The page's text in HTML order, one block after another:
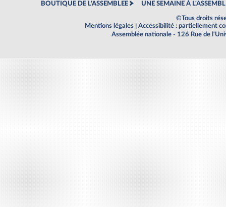
BOUTIQUE DE L'ASSEMBLEE UNE SEMAINE À
©Tous droits
Mentions légales
Accessibilité : partiellement
Assemblée nationale - 126 Rue de